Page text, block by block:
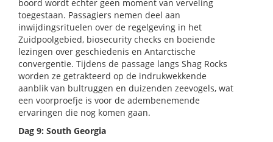
boord wordt echter geen moment van verveling
toegestaan. Passagiers nemen deel aan
inwijdingsrituelen over de regelgeving in het
Zuidpoolgebied, biosecurity checks en boeiende
lezingen over geschiedenis en Antarctische
convergentie. Tijdens de passage langs Shag Rocks
worden ze getrakteerd op de indrukwekkende
aanblik van bultruggen en duizenden zeevogels, wat
een voorproefje is voor de adembenemende
ervaringen die nog komen gaan.
Dag 9: South Georgia